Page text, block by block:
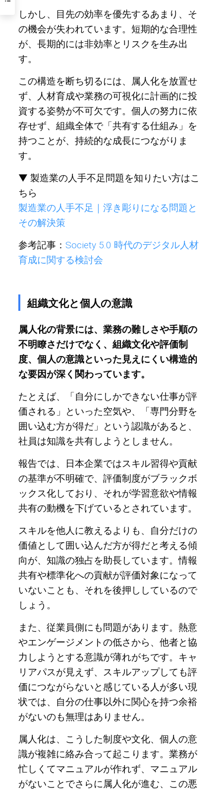
しかし、目先の効率を優先するあまり、そ
の機会が失われています。短期的な合理性
が、長期的には非効率とリスクを生み出
す。
この構造を断ち切るには、属人化を放置せ
ず、人材育成や業務の可視化に計画的に投
資する姿勢が不可欠です。個人の努力に依
存せず、組織全体で「共有する仕組み」を
持つことが、持続的な成長につながりま
す。
▼ 製造業の人手不足問題を知りたい方はこ
ちら
製造業の人手不足｜浮き彫りになる問題と
その解決策
参考記事： Society 5.0 時代のデジタル人材
育成に関する検討会
組織文化と個人の意識
属人化の背景には、業務の難しさや手順の
不明瞭さだけでなく、組織文化や評価制
度、個人の意識といった見えにくい構造的
な要因が深く関わっています。
たとえば、「自分にしかできない仕事が評
価される」といった空気や、「専門分野を
囲い込む方が得だ」という認識があると、
社員は知識を共有しようとしません。
報告では、日本企業ではスキル習得や貢献
の基準が不明確で、評価制度がブラックボ
ックス化しており、それが学習意欲や情報
共有の動機を下げているとされています。
スキルを他人に教えるよりも、自分だけの
価値として囲い込んだ方が得だと考える傾
向が、知識の独占を助長しています。情報
共有や標準化への貢献が評価対象になって
いないことも、それを後押ししているので
しょう。
また、従業員側にも問題があります。熱意
やエンゲージメントの低さから、他者と協
力しようとする意識が薄れがちです。キャ
リアパスが見えず、スキルアップしても評
価につながらないと感じている人が多い現
状では、自分の仕事以外に関心を持つ余裕
がないのも無理はありません。
属人化は、こうした制度や文化、個人の意
識が複雑に絡み合って起こります。業務が
忙しくてマニュアルが作れず、マニュアル
がないことでさらに属人化が進む、この悪